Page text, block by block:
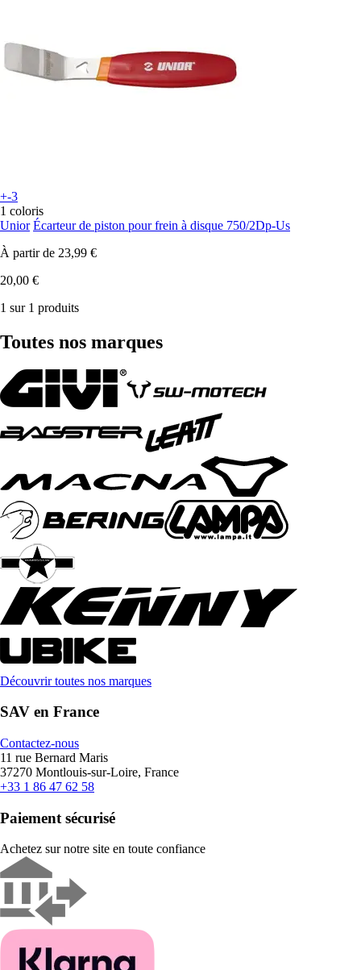
+-3
1 coloris
Unior Écarteur de piston pour frein à disque 750/2Dp-Us
À partir de 23,99 €
20,00 €
1 sur 1 produits
Toutes nos marques
Découvrir toutes nos marques
SAV en France
Contactez-nous
11 rue Bernard Maris
37270 Montlouis-sur-Loire, France
+33 1 86 47 62 58
Paiement sécurisé
Achetez sur notre site en toute confiance